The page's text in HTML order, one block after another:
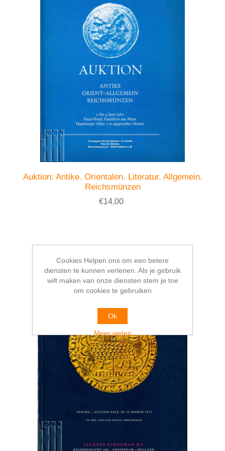
Auktion: Antike. Orientalen. Literatur. Allgemein.
Reichsmünzen
€14,00
Cookies Helpen ons om een betere
diensten te kunnen verlenen. Als je gebruik
wilt maken van onze diensten stem je toe
om cookies te gebruiken
Ok
Meer weten